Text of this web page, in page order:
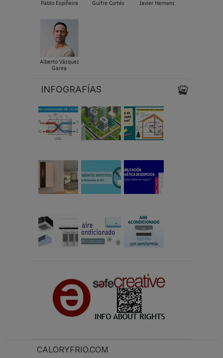
Pablo Espiñeira Guifre Cortés Javier Hernanz
Alberto Vázquez
Garea
INFOGRAFÍAS
CALORYFRIO.COM